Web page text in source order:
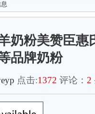
奶粉美赞臣惠
品牌奶粉
点击:1372 评论： 2